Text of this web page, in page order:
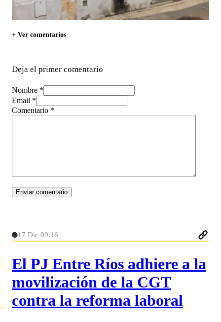
+ Ver comentarios
Deja el primer comentario
Nombre *
Email *
Comentario *
17 Dic 09:16
El PJ Entre Ríos adhiere a la
movilización de la CGT
contra la reforma laboral